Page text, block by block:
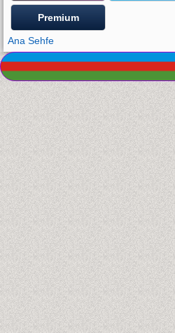
Premium
Ana Sehfe